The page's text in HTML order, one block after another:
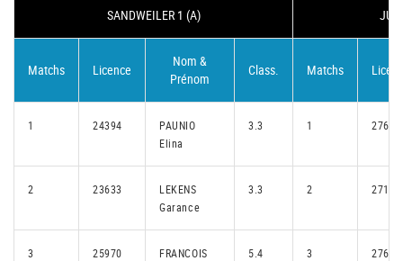
SANDWEILER 1 (A)
Matchs Licence
Nom &
Prénom
Class. Matchs
1 24394
PAUNIO
Elina
3.3 1 27692
2 23633
LEKENS
Garance
3.3 2 27187
3 25970
FRANCOIS
5.4 3 27691